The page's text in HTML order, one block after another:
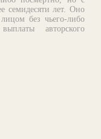
семидесяти лет. Оно
без чьего-либо
авторского